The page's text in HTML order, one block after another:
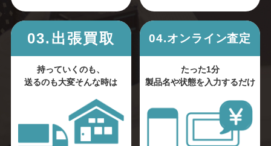
03.出張買取
持っていくのも、
送るのも大変そんな時は
04.オンライン査定
たった1分
製品名や状態を入力するだけ